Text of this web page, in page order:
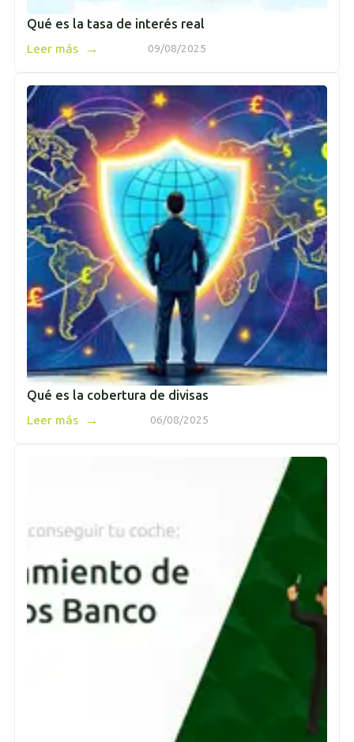
Qué es la tasa de interés real
09/08/2025
Leer más →
Qué es la cobertura de divisas
06/08/2025
Leer más →